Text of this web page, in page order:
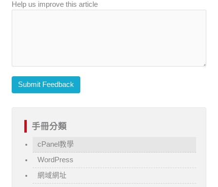
Help us improve this article
Submit Feedback
手冊分類
cPanel教學
WordPress
網域網址